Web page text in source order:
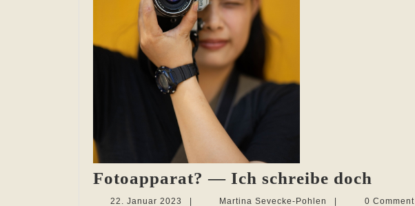
Fotoapparat? — Ich schreibe doch
—
22. Januar 2023 22.
Martina Sevecke-Pohlen
Martina
0 Comment